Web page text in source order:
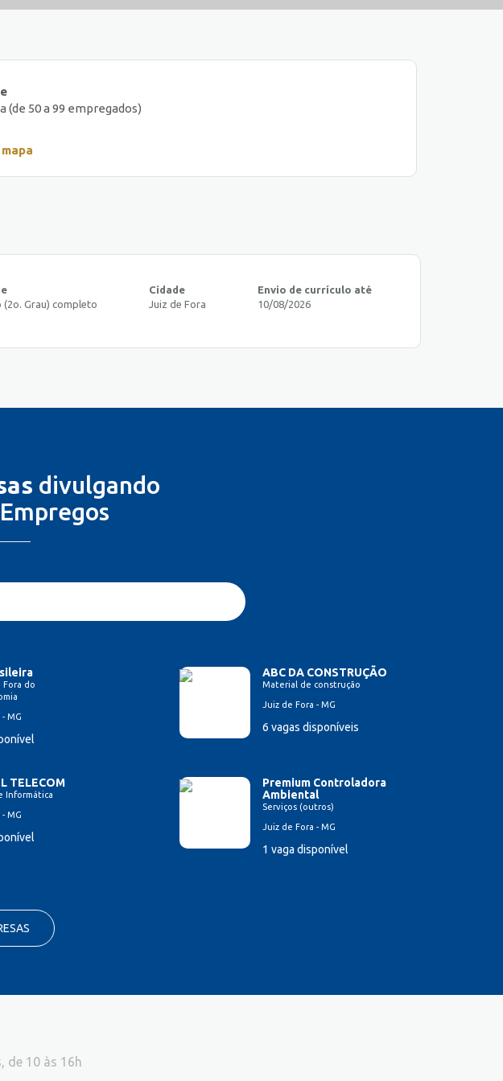
(de 50 a 99 empregados)
(2o. Grau) completo
Cidade
Juiz de Fora
Envio de currículo até
10/08/2026
divulgando
Fora do
MG
ABC DA CONSTRUÇÃO
Material de construção
Juiz de Fora - MG
6 vagas disponíveis
TELECOM
Informática
MG
Premium Controladora
Ambiental
Serviços (outros)
Juiz de Fora - MG
1 vaga disponível
de 10 às 16h